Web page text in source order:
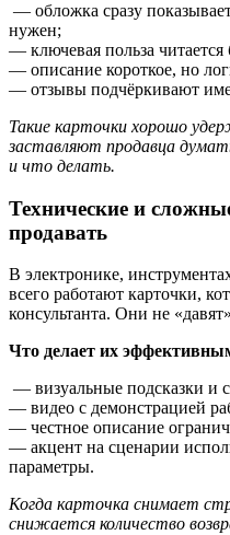
— обложка сразу
нужен;
— ключевая польза читается
— описание короткое, но
— отзывы подчёркивают
Такие карточки хорошо
заставляют продавца
и что делать.
Технические и
продавать
В электронике,
всего работают карточки,
консультанта. Они не
Что делает их
— визуальные подсказки и
— видео с демонстрацией
— честное описание
— акцент на сценарии
параметры.
Когда карточка снимает
снижается количество